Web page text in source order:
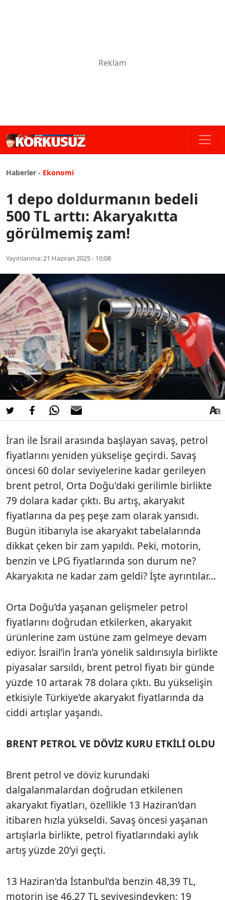
Haberler - Ekonomi
1 depo doldurmanın bedeli
500 TL arttı: Akaryakıtta
görülmemiş zam!
Yayınlanma:21 Haziran 2025 - 10:08
İran ile İsrail arasında başlayan savaş, petrol
fiyatlarını yeniden yükselişe geçirdi. Savaş
öncesi 60 dolar seviyelerine kadar gerileyen
brent petrol, Orta Doğu'daki gerilimle birlikte
79 dolara kadar çıktı. Bu artış, akaryakıt
fiyatlarına da peş peşe zam olarak yansıdı.
Bugün itibarıyla ise akaryakıt tabelalarında
dikkat çeken bir zam yapıldı. Peki, motorin,
benzin ve LPG fiyatlarında son durum ne?
Akaryakıta ne kadar zam geldi? İşte ayrıntılar...
Orta Doğu’da yaşanan gelişmeler petrol
fiyatlarını doğrudan etkilerken, akaryakıt
ürünlerine zam üstüne zam gelmeye devam
ediyor. İsrail’in İran’a yönelik saldırısıyla birlikte
piyasalar sarsıldı, brent petrol fiyatı bir günde
yüzde 10 artarak 78 dolara çıktı. Bu yükselişin
etkisiyle Türkiye’de akaryakıt fiyatlarında da
ciddi artışlar yaşandı.
BRENT PETROL VE DÖVİZ KURU ETKİLİ OLDU
Brent petrol ve döviz kurundaki
dalgalanmalardan doğrudan etkilenen
akaryakıt fiyatları, özellikle 13 Haziran’dan
itibaren hızla yükseldi. Savaş öncesi yaşanan
artışlarla birlikte, petrol fiyatlarındaki aylık
artış yüzde 20’yi geçti.
13 Haziran'da İstanbul’da benzin 48,39 TL,
motorin ise 46,27 TL seviyesindeyken; 19